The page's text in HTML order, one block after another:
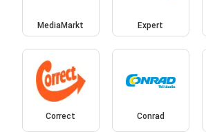
MediaMarkt Expert
Correct Conrad